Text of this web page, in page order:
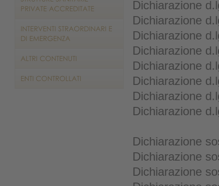
Dichiarazione
Dichiarazione
Dichiarazione
Dichiarazione
Dichiarazione
Dichiarazione
Dichiarazione
Dichiarazione
Dichiarazione
Dichiarazione
Dichiarazione